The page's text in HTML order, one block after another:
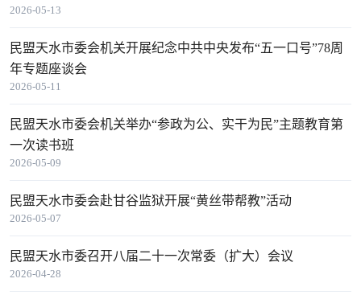
2026-05-13
2026-05-11
民盟天水市委会机关开展纪念中共中央发布“五一口号”78周
年专题座谈会
2026-05-09
民盟天水市委会机关举办“参政为公、实干为民”主题教育第
一次读书班
2026-05-07
民盟天水市委会赴甘谷监狱开展“黄丝带帮教”活动
2026-04-28
民盟天水市委召开八届二十一次常委（扩大）会议